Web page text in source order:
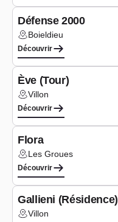
Défense 2000
Lieu :Boieldieu
Découvrir
Ève (Tour)
Lieu :Villon
Découvrir
Flora
Lieu :Les Groues
Découvrir
Gallieni (Résidence)
Lieu :Villon